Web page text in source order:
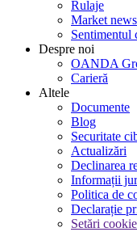
Rulaje
Market news
Sentimentul
Despre noi
OANDA
Carieră
Altele
Documente
Blog
Securitate
Actualizări
Declinarea
Informații
Politica de
Declarație
Setări